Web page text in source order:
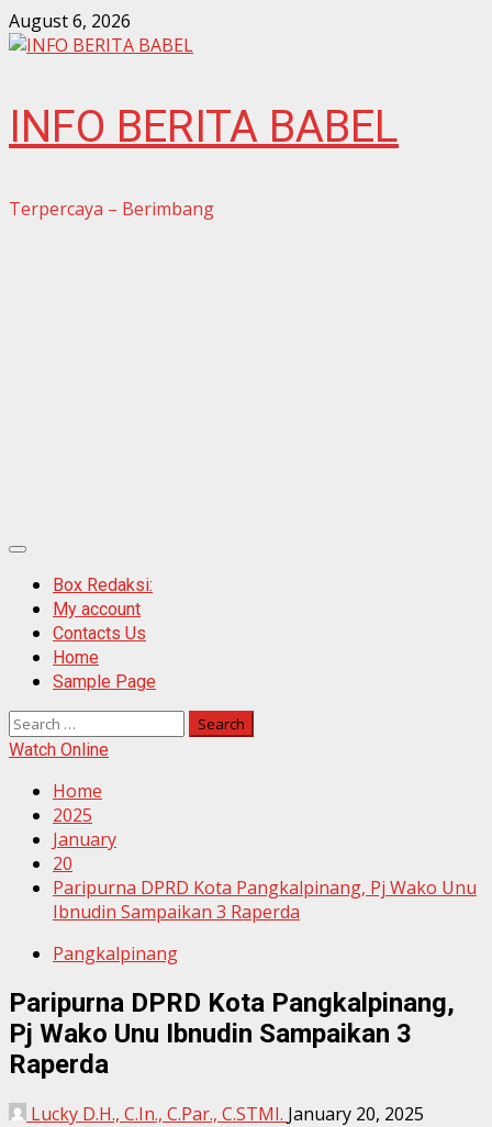
Skip
to
August 6, 2026
INFO BERITA BABEL
Terpercaya – Berimbang
Primary
MenuBox Redaksi:
My account
Contacts Us
Home
Sample Page
Search
for:
Watch Online
Home
2025
January
20
Paripurna DPRD Kota Pangkalpinang, Pj Wako Unu
Ibnudin Sampaikan 3 Raperda
Pangkalpinang
Paripurna DPRD Kota Pangkalpinang,
Pj Wako Unu Ibnudin Sampaikan 3
Raperda
Lucky D.H., C.In., C.Par., C.STMI. January 20, 2025